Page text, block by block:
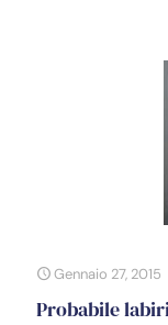
Gennaio 27, 2015
Probabile